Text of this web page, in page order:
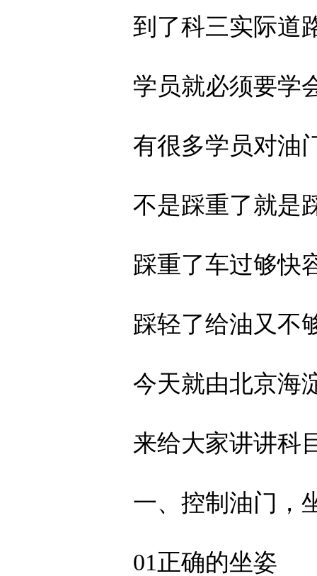
到了科三实际道
学员就必须要学
有很多学员对油
不是踩重了就是
踩重了车过够快
踩轻了给油又不
今天就由北京海
来给大家讲讲科目
一、控制油门，
01正确的坐姿